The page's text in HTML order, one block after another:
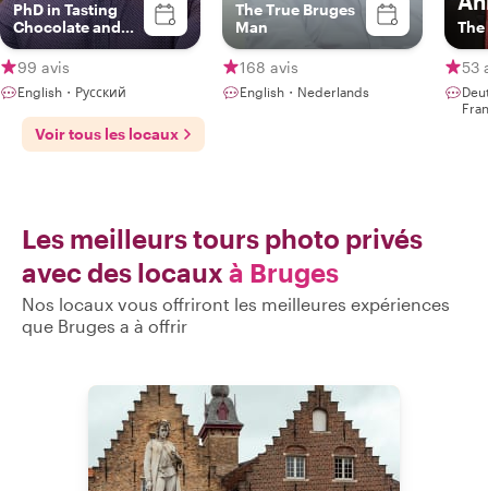
PhD in Tasting
Chocolate and
Beer | Expert
Storyteller
99 avis
English・Русский
The True Bruges
Man
168 avis
English・Nederlands
53
Voir tous les locaux
Les meilleurs tours photo privés
avec des locaux à Bruges
Nos locaux vous offriront les meilleures expériences
que Bruges a à offrir